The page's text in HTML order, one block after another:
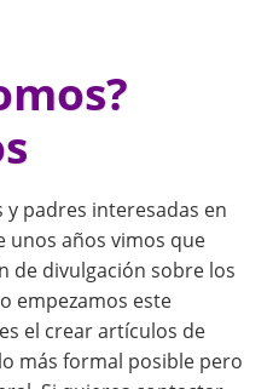
padres interesadas en
unos años vimos que
de divulgación sobre los
empezamos este
el crear artículos de
más formal posible pero